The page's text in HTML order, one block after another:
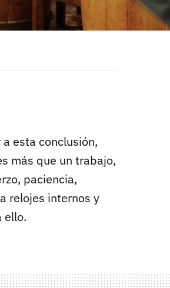
esta conclusión,
más que un trabajo,
paciencia,
relojes internos y
ello.